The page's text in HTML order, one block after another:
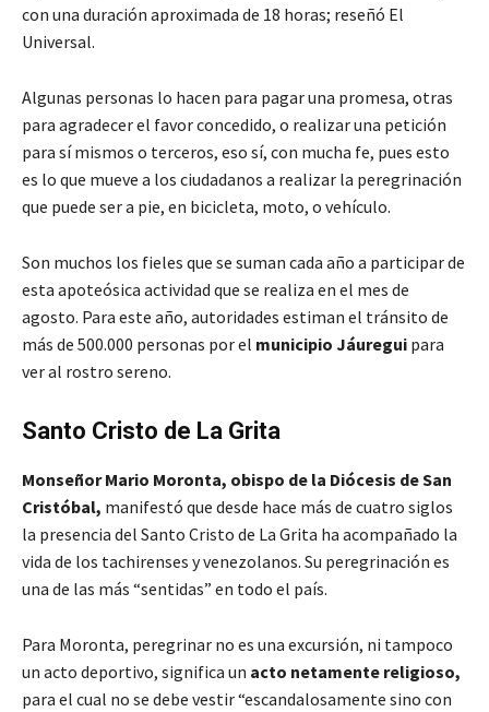
con una duración aproximada de 18 horas; reseñó El
Universal.
Algunas personas lo hacen para pagar una promesa, otras
para agradecer el favor concedido, o realizar una petición
para sí mismos o terceros, eso sí, con mucha fe, pues esto
es lo que mueve a los ciudadanos a realizar la peregrinación
que puede ser a pie, en bicicleta, moto, o vehículo.
Son muchos los fieles que se suman cada año a participar de
esta apoteósica actividad que se realiza en el mes de
agosto. Para este año, autoridades estiman el tránsito de
más de 500.000 personas por el municipio Jáuregui para
ver al rostro sereno.
Santo Cristo de La Grita
Monseñor Mario Moronta, obispo de la Diócesis de San
Cristóbal, manifestó que desde hace más de cuatro siglos
la presencia del Santo Cristo de La Grita ha acompañado la
vida de los tachirenses y venezolanos. Su peregrinación es
una de las más “sentidas” en todo el país.
Para Moronta, peregrinar no es una excursión, ni tampoco
un acto deportivo, significa un acto netamente religioso,
para el cual no se debe vestir “escandalosamente sino con